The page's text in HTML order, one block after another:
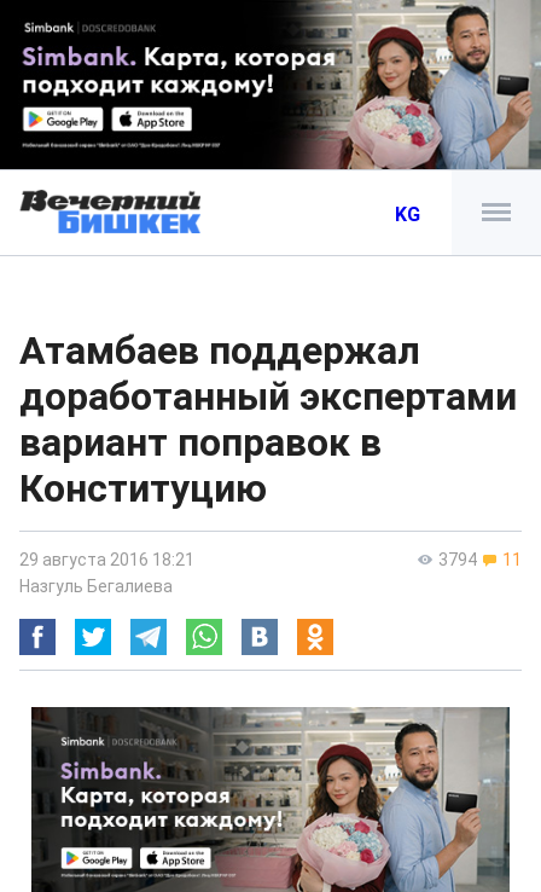
KG
Атамбаев поддержал
доработанный экспертами
вариант поправок в
Конституцию
3794 11
29 августа 2016 18:21
Назгуль Бегалиева